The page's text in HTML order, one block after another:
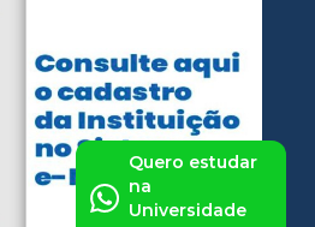
Quero estudar
na
Universidade